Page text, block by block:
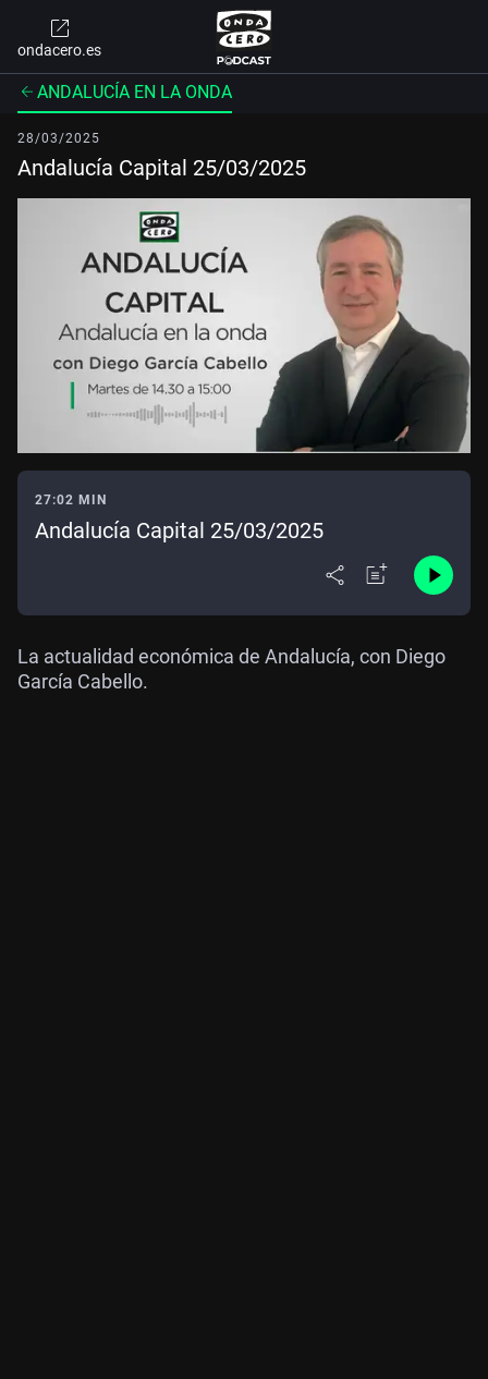
ondacero.es
ANDALUCÍA EN LA ONDA
28/03/2025
Andalucía Capital 25/03/2025
27:02 MIN
Andalucía Capital 25/03/2025
La actualidad económica de Andalucía, con Diego
García Cabello.